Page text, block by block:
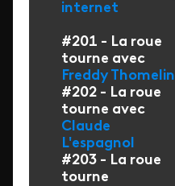
internet
#201 - La roue
tourne avec
Freddy Thomelin
#202 - La roue
tourne avec
Claude
L'espagnol
#203 - La roue
tourne